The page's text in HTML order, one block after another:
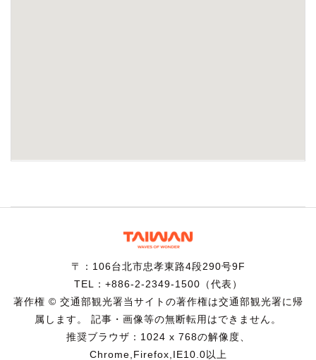
〒：106台北市忠孝東路4段290号9F
TEL：+886-2-2349-1500（代表）
著作権 © 交通部観光署当サイトの著作権は交通部観光署に帰
属します。 記事・画像等の無断転用はできません。
推奨ブラウザ：1024 x 768の解像度、
Chrome,Firefox,IE10.0以上